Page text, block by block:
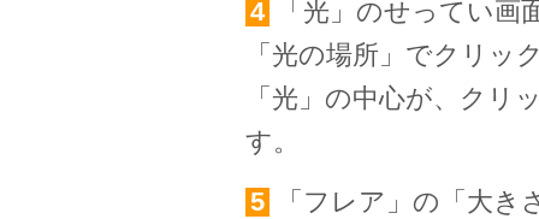
4
「光」のせってい画
「光の場所」でクリッ
「光」の中心が、クリ
す。
5
「フレア」の「大き